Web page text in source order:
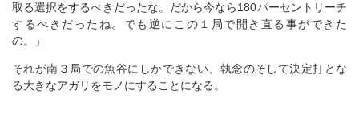
取る選択をするべきだったな。だから今なら180パーセントリーチ
するべきだったね。でも逆にこの１局で開き直る事ができた
の。」
それが南３局での魚谷にしかできない、執念のそして決定打とな
る大きなアガリをモノにすることになる。